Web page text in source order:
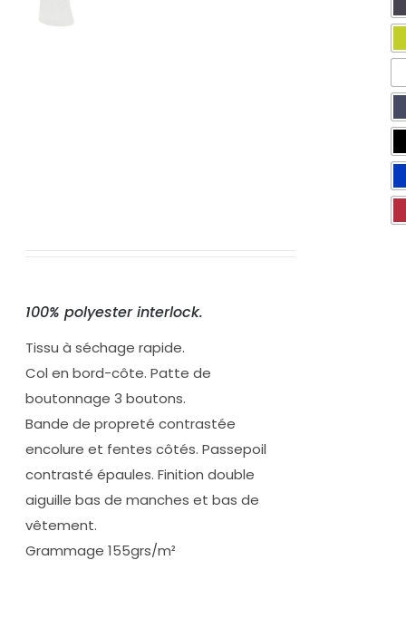
100% polyester interlock.
Tissu à séchage rapide.
Col en bord-côte. Patte de
boutonnage 3 boutons.
Bande de propreté contrastée
encolure et fentes côtés. Passepoil
contrasté épaules. Finition double
aiguille bas de manches et bas de
vêtement.
Grammage 155grs/m²